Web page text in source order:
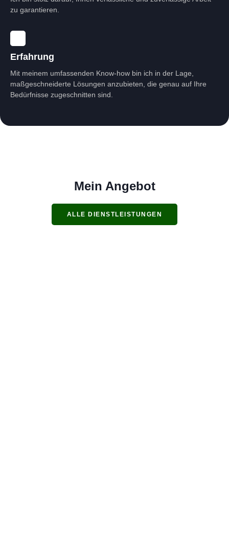
Erfahrung
Mit meinem umfassenden Know-how bin ich in der Lage,
maßgeschneiderte Lösungen anzubieten, die genau auf Ihre
Bedürfnisse zugeschnitten sind.
zu garantieren.
Mein Angebot
ALLE DIENSTLEISTUNGEN